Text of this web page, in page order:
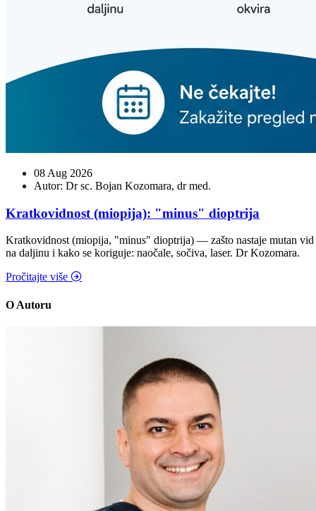
08 Aug 2026
Autor: Dr sc. Bojan Kozomara, dr med.
Kratkovidnost (miopija): "minus" dioptrija
Kratkovidnost (miopija, "minus" dioptrija) — zašto nastaje mutan vid
na daljinu i kako se koriguje: naočale, sočiva, laser. Dr Kozomara.
Pročitajte više
O Autoru